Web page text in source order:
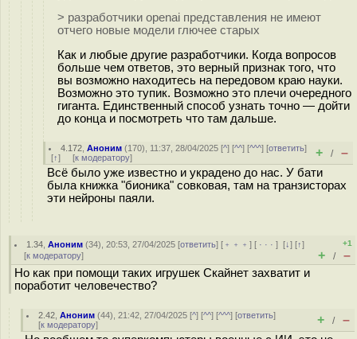
> разработчики openai представления не имеют
отчего новые модели глючее старых
Как и любые другие разработчики. Когда вопросов
больше чем ответов, это верный признак того, что
вы возможно находитесь на передовом краю науки.
Возможно это тупик. Возможно это плечи очередного
гиганта. Единственный способ узнать точно — дойти
до конца и посмотреть что там дальше.
4.172 ,Аноним (170), 11:37, 28/04/2025 [^] [^^] [^^^] [ответить]
[↑] [к модератору] + / –
Всё было уже известно и украдено до нас. У бати
была книжка "бионика" совковая, там на транзисторах
эти нейроны паяли.
1.34 ,Аноним (34), 20:53, 27/04/2025 [ответить] [ ﹢﹢﹢] [ · · ·][↓] [↑]
[к модератору]
+1
+ / –
Но как при помощи таких игрушек Скайнет захватит и
поработит человечество?
2.42 ,Аноним (44), 21:42, 27/04/2025 [^] [^^] [^^^] [ответить]
[к модератору] + / –